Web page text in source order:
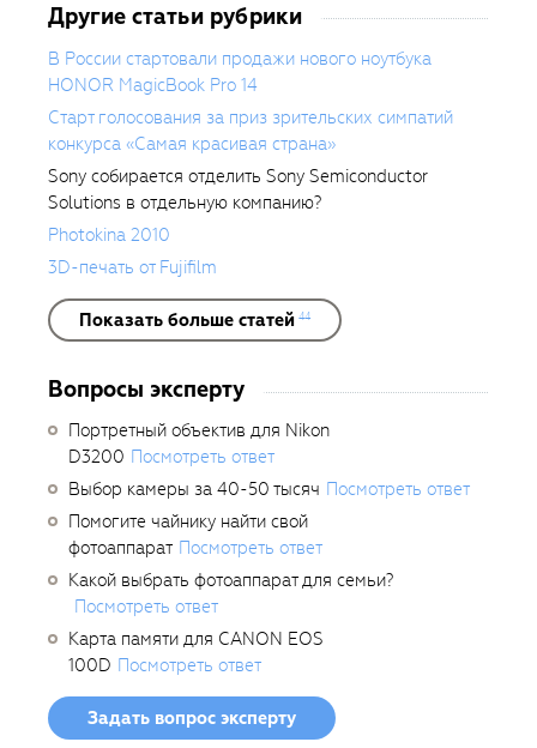
Другие статьи рубрики
В России стартовали продажи нового ноутбука
HONOR MagicBook Pro 14
Старт голосования за приз зрительских симпатий
конкурса «Самая красивая страна»
Sony собирается отделить Sony Semiconductor
Solutions в отдельную компанию?
Photokina 2010
3D-печать от Fujifilm
Показать больше статей 44
Вопросы эксперту
Портретный объектив для Nikon
D3200 Посмотреть ответ
Выбор камеры за 40-50 тысяч Посмотреть ответ
Помогите чайнику найти свой
фотоаппарат Посмотреть ответ
Какой выбрать фотоаппарат для семьи?
Посмотреть ответ
Карта памяти для CANON EOS
100D Посмотреть ответ
Задать вопрос эксперту